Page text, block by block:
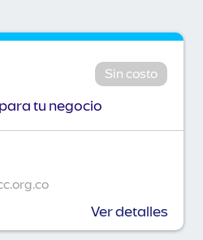
Sin costo
tu negocio
Ver detalles